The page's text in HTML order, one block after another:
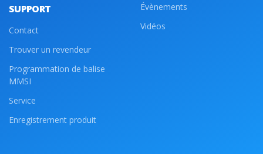
SUPPORT
Contact
Trouver un revendeur
Programmation de balise
MMSI
Service
Enregistrement produit
Évènements
Vidéos